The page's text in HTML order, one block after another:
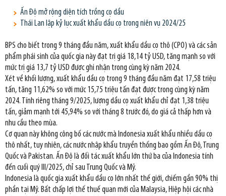
Ấn Độ mở rộng diện tích trồng cọ dầu
Thái Lan lập kỷ lục xuất khẩu dầu cọ trong niên vụ 2024/25
BPS cho biết trong 9 tháng đầu năm, xuất khẩu dầu cọ thô (CPO) và các sản
phẩm phái sinh của quốc gia này đạt trị giá 18,14 tỷ USD, tăng mạnh so với
mức trị giá 13,7 tỷ USD được ghi nhận trong cùng kỳ năm 2024.
Xét về khối lượng, xuất khẩu dầu cọ trong 9 tháng đầu năm đạt 17,58 triệu
tấn, tăng 11,62% so với mức 15,75 triệu tấn đạt được trong cùng kỳ năm
2024. Tính riêng tháng 9/2025, lượng dầu cọ xuất khẩu chỉ đạt 1,38 triệu
tấn, giảm mạnh tới 45,94% so với tháng 8 trước đó, do giá cả thấp hơn và
nhu cầu theo mùa.
Cơ quan này không công bố các nước mà Indonesia xuất khẩu nhiều dầu cọ
thô nhất, tuy nhiên, các nước nhập khẩu truyền thống bao gồm Ấn Độ, Trung
Quốc và Pakistan. Ấn Độ là đối tác xuất khẩu lớn thứ ba của Indonesia tính
đến cuối quý III/2025, chỉ sau Trung Quốc và Mỹ.
Indonesia là quốc gia xuất khẩu dầu cọ lớn nhất thế giới, chiếm gần 90% thị
phần tại Mỹ. Bất chấp lợi thế thuế quan mới của Malaysia, Hiệp hội các nhà